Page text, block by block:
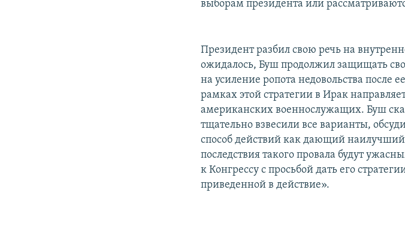
выборам президента или
Президент разбил свою речь на
ожидалось, Буш продолжил защищать
на усиление ропота недовольства после
рамках этой стратегии в Ирак
американских военнослужащих. Буш
тщательно взвесили все варианты,
способ действий как дающий
последствия такого провала будут
к Конгрессу с просьбой дать его
приведенной в действие».